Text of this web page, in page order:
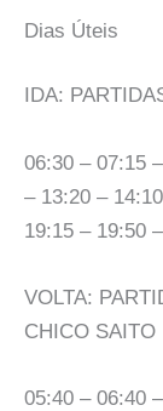
Dias Úteis
IDA:
06:30 – 07:15
– 13:20 –
19:15 – 19:50
VOLTA:
CHICO SAITO
05:40 – 06:40